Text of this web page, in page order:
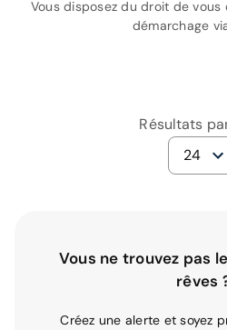
Vous disposez du droit de
démarchage
Résultats
24
Vous ne trouvez pas
rêves
Créez une alerte et soyez